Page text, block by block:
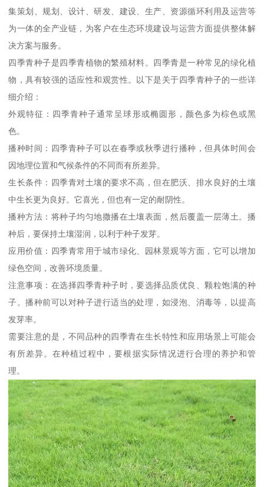
集策划、规划、设计、研发、建设、生产、资源循环利用及运营等
为一体的全产业链，为客户在生态环境建设与运营方面提供整体解
决方案与服务。
四季青种子是四季青植物的繁殖材料。四季青是一种常见的绿化植
物，具有较强的适应性和观赏性。以下是关于四季青种子的一些详
细介绍：
外观特征：四季青种子通常呈球形或椭圆形，颜色多为棕色或黑
色。
播种时间：四季青种子可以在春季或秋季进行播种，但具体时间会
因地理位置和气候条件的不同而有所差异。
生长条件：四季青对土壤的要求不高，但在肥沃、排水良好的土壤
中生长更为良好。它喜光，但也有一定的耐阴性。
播种方法：将种子均匀地撒播在土壤表面，然后覆盖一层薄土。播
种后，要保持土壤湿润，以利于种子发芽。
应用价值：四季青常用于城市绿化、园林景观等方面，它可以增加
绿色空间，改善环境质量。
注意事项：在选择四季青种子时，要选择品质优良、颗粒饱满的种
子。播种前可以对种子进行适当的处理，如浸泡、消毒等，以提高
发芽率。
需要注意的是，不同品种的四季青在生长特性和应用场景上可能会
有所差异。在种植过程中，要根据实际情况进行合理的养护和管
理。